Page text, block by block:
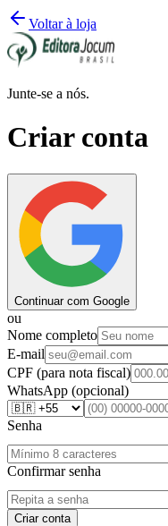
Voltar à loja
Junte-se a nós.
Criar conta
Continuar com Google
ou
Nome completo
E-mail
CPF (para nota fiscal)
WhatsApp (opcional)
Senha
Confirmar senha
Criar conta